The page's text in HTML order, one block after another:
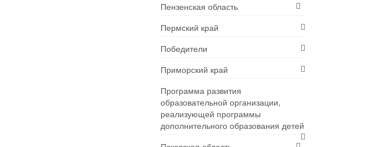
Пензенская область
Пермский край
Победители
Приморский край
Программа развития
образовательной организации,
реализующей программы
дополнительного образования детей